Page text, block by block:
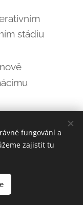
stádiu
fungování a
zajistit tu